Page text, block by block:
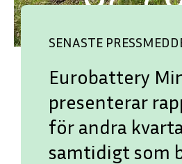
SENASTE
Eurobattery
presenterar
för andra
samtidigt som